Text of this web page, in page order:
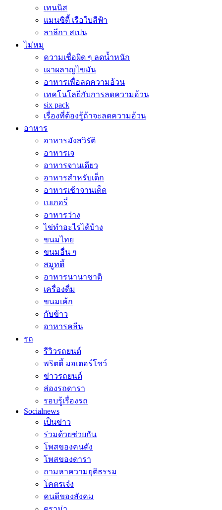
เทนนิส
แมนซิตี้ เรือใบสีฟ้า
ลาลีกา สเปน
ไม่หมู
ความเชื่อผิด ๆ ลดน้ำหนัก
เผาผลาญไขมัน
อาหารเพื่อลดความอ้วน
เทคโนโลยีกับการลดความอ้วน
six pack
เรื่องที่ต้องรู้ถ้าจะลดความอ้วน
อาหาร
อาหารมังสวิรัติ
อาหารเจ
อาหารจานเดียว
อาหารสำหรับเด็ก
อาหารเช้าจานเด็ด
เบเกอรี่
อาหารว่าง
ไข่ทำอะไรได้บ้าง
ขนมไทย
ขนมอื่น ๆ
สมูทตี้
อาหารนานาชาติ
เครื่องดื่ม
ขนมเค้ก
กับข้าว
อาหารคลีน
รถ
รีวิวรถยนต์
พริตตี้ มอเตอร์โชว์
ข่าวรถยนต์
ส่องรถดารา
รอบรู้เรื่องรถ
Socialnews
เป็นข่าว
ร่วมด้วยช่วยกัน
โพสของคนดัง
โพสของดารา
ถามหาความยุติธรรม
โคตรเจ๋ง
คนดีของสังคม